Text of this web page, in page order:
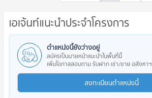
เอเจ้นท์แนะนำประจำโครงการ
ตำแหน่งนี้ยังว่างอยู่
สมัครเป็นนายหน้าแนะนำในพื้นที่นี้
เพิ่มโอกาสสอบถาม รับฝาก เช่า/ขาย อสังหาฯ
ลงทะเบียนตำแหน่งนี้